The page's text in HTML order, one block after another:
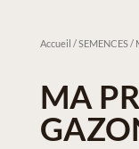
Accueil /SEMENCES/
MA